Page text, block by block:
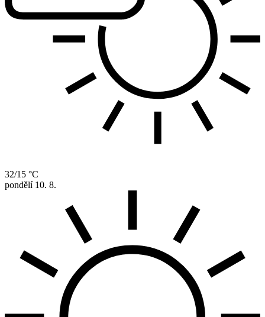
32/15 °C
pondělí 10. 8.